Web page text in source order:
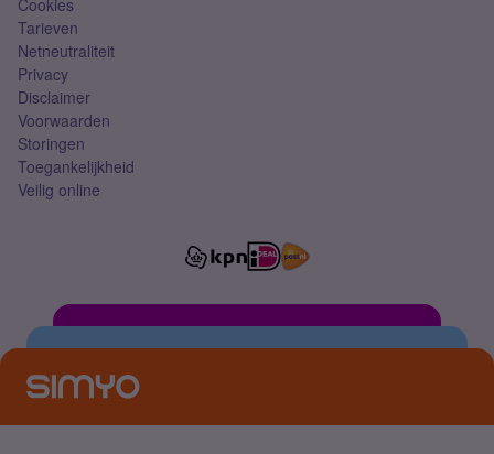
Cookies
Tarieven
Netneutraliteit
Privacy
Disclaimer
Voorwaarden
Storingen
Toegankelijkheid
Veilig online